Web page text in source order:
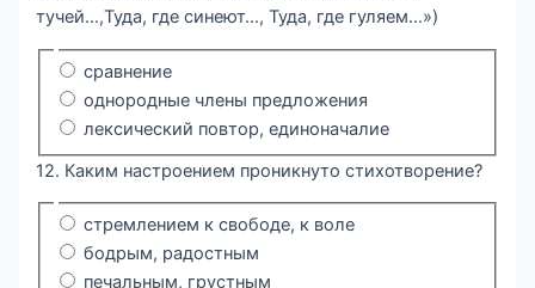
тучей…,Туда, где синеют…, Туда, где гуляем…»)
сравнение
однородные члены предложения
лексический повтор, единоначалие
12. Каким настроением проникнуто стихотворение?
стремлением к свободе, к воле
бодрым, радостным
печальным, грустным